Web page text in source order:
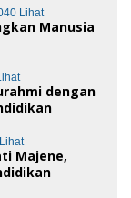
Lihat
Manusia
dengan
Majene,